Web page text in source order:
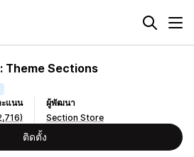
Theme Sections
ะแนน
ผู้พัฒนา
Section Store
ติดตั้ง